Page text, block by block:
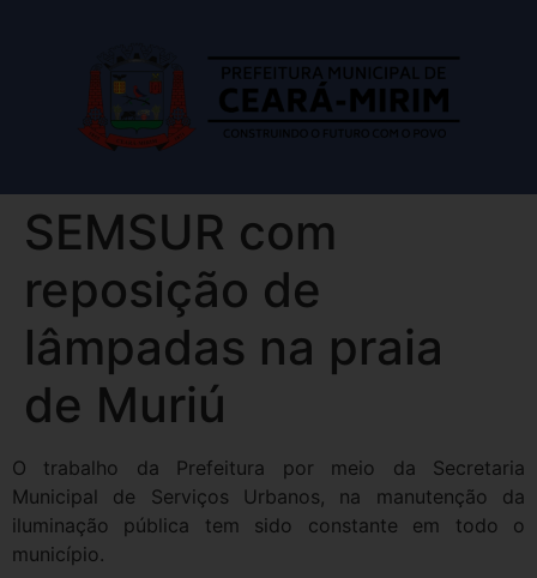
SEMSUR com
reposição de
lâmpadas na praia
de Muriú
O trabalho da Prefeitura por meio da Secretaria
Municipal de Serviços Urbanos, na manutenção da
iluminação pública tem sido constante em todo o
município.